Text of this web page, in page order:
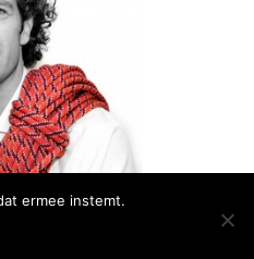
ermee instemt.